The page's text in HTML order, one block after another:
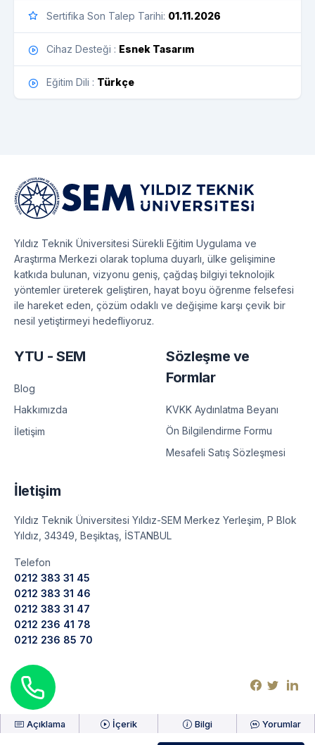
Sertifika Son Talep Tarihi: 01.11.2026
Cihaz Desteği : Esnek Tasarım
Eğitim Dili : Türkçe
Açıklama İçerik Bilgi Yorumlar
Yıldız Teknik Üniversitesi Sürekli Eğitim Uygulama ve
Araştırma Merkezi olarak topluma duyarlı, ülke gelişimine
katkıda bulunan, vizyonu geniş, çağdaş bilgiyi teknolojik
yöntemler üreterek geliştiren, hayat boyu öğrenme felsefesi
ile hareket eden, çözüm odaklı ve değişime karşı çevik bir
nesil yetiştirmeyi hedefliyoruz.
YTU - SEM
Blog
Hakkımızda
İletişim
Sözleşme ve
Formlar
KVKK Aydınlatma Beyanı
Ön Bilgilendirme Formu
Mesafeli Satış Sözleşmesi
İletişim
Yıldız Teknik Üniversitesi Yıldız-SEM Merkez Yerleşim, P Blok
Yıldız, 34349, Beşiktaş, İSTANBUL
Telefon
0212 383 31 45
0212 383 31 46
0212 383 31 47
0212 236 41 78
0212 236 85 70
Yıldız Teknik